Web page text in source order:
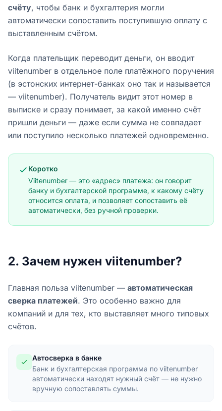
счëту, чтобы банк и бухгалтерия могли
автоматически сопоставить поступившую оплату с
выставленным счëтом.
Когда плательщик переводит деньги, он вводит
viitenumber в отдельное поле платёжного поручения
(в эстонских интернет-банках оно так и называется
— viitenumber). Получатель видит этот номер в
выписке и сразу понимает, за какой именно счëт
пришли деньги — даже если сумма не совпадает
или поступило несколько платежей одновременно.
Коротко
Viitenumber — это «адрес» платежа: он говорит
банку и бухгалтерской программе, к какому счëту
относится оплата, и позволяет сопоставить её
автоматически, без ручной проверки.
2. Зачем нужен viitenumber?
Главная польза viitenumber — автоматическая
сверка платежей. Это особенно важно для
компаний и для тех, кто выставляет много типовых
счëтов.
Автосверка в банке
Банк и бухгалтерская программа по viitenumber
автоматически находят нужный счёт — не нужно
вручную сопоставлять суммы.